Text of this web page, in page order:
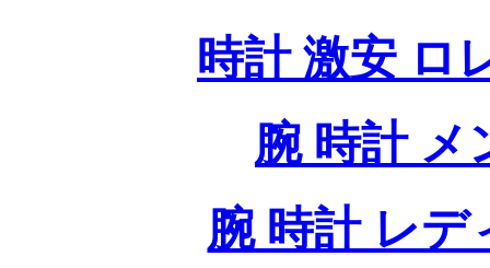
時計 激安 ロ
腕 時計 メ
腕 時計 レデ